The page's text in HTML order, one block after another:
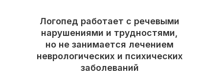
Логопед работает с речевыми
нарушениями и трудностями,
но не занимается лечением
неврологических и психических
заболеваний